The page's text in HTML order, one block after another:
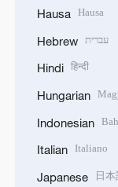
Hausa Hausa
Hebrew עברית
Hindi हिन्दी
Hungarian
Indonesian
Italian Italiano
Japanese 日